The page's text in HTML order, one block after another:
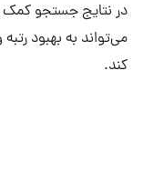
در نتایج جستجو کمک
می‌تواند به بهبود
کند.